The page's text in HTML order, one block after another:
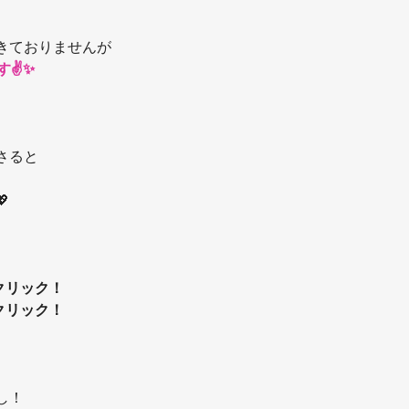
ておりませんが
✌️✨
ると
ック！
ック！
！